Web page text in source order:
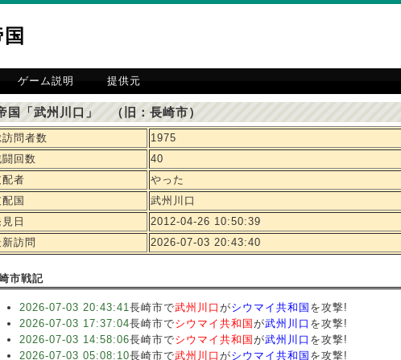
ゲーム説明 提供元
国「武州川口」 （旧：長崎市）
訪問者数
1975
闘回数
40
配者
やった
国
武州川口
日
2012-04-26 10:50:39
新訪問
2026-07-03 20:43:40
市戦記
2026-07-03 20:43:41長崎市で武州川口 がシウマイ共和国 を攻撃!
2026-07-03 17:37:04長崎市でシウマイ共和国 が武州川口 を攻撃!
2026-07-03 14:58:06長崎市でシウマイ共和国 が武州川口 を攻撃!
2026-07-03 05:08:10長崎市で武州川口 がシウマイ共和国 を攻撃!